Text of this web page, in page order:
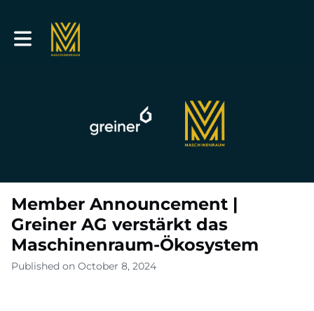
Toggle main navigation
Member Announcement |
Greiner AG verstärkt das
Maschinenraum-Ökosystem
Published on October 8, 2024